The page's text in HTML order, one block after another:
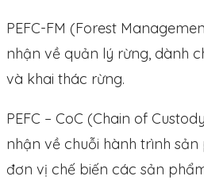
PEFC-FM (Forest
nhận về quản lý rừng, dành
và khai thác rừng.
PEFC – CoC (Chain of
nhận về chuỗi hành trình
đơn vị chế biến các sản